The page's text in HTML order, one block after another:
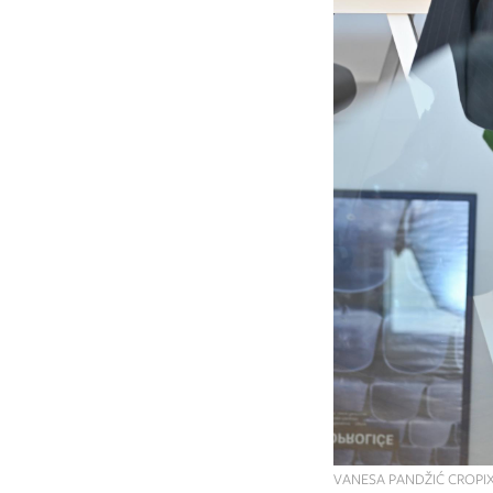
VANESA PANDŽIĆ